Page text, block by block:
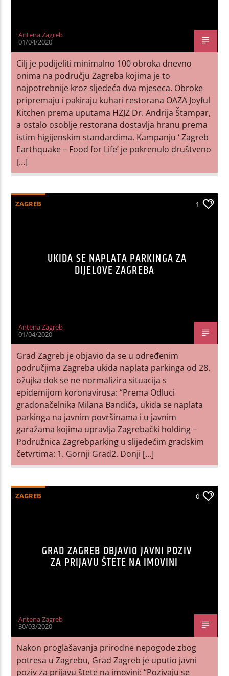
Antena Zagreb
01/04/2020
Cilj je podijeliti minimalno 100 obroka dnevno
onima na području Zagreba kojima je to
najpotrebnije kroz sljedeća dva mjeseca. Obroke
pripremaju i pakiraju kuhari restorana OAZA Joyful
Kitchen prema uputama HZJZ Dr. Andrija Štampar,
a ostalo osoblje restorana dostavlja hranu prema
istim higijenskim standardima. Kampanju ‘ Zagreb
Earthquake – Food for Life’ je pokrenulo društveno
[…]
ZAGREB 1
UKIDA SE NAPLATA PARKINGA ZA
DIJELOVE ZAGREBA
Antena Zagreb
01/04/2020
Grad Zagreb je objavio da se u određenim
područjima Zagreba ukida naplata parkinga od 28.
ožujka dok se ne normalizira situacija s
epidemijom koronavirusa: “Prema Odluci
gradonačelnika Milana Bandića, ukida se naplata
parkinga na javnim površinama i u javnim
garažama kojima upravlja Zagrebački holding –
Podružnica Zagrebparking u slijedećim gradskim
četvrtima: 1. Gornji Grad2. Donji […]
ZAGREB 0
GRAD ZAGREB OBJAVIO JAVNI POZIV
ZA PRIJAVU ŠTETE NA IMOVINI
Antena Zagreb
30/03/2020
Nakon proglašavanja prirodne nepogode zbog
potresa u Zagrebu, Grad Zagreb je uputio javni
poziv za prijavu štete na imovini: “Pozivaju se